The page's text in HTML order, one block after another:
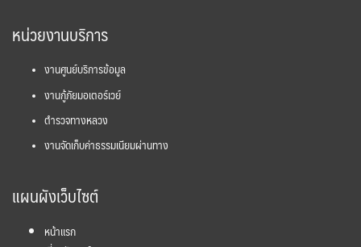
หน่วยงานบริการ
งานศูนย์บริการข้อมูล
งานกู้ภัยมอเตอร์เวย์
ตำรวจทางหลวง
งานจัดเก็บค่าธรรมเนียมผ่านทาง
แผนผังเว็บไซต์
หน้าแรก